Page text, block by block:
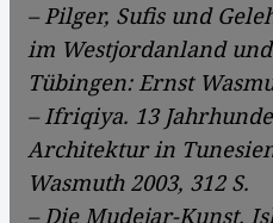
– Pilger, Sufis und
im Westjordanland
Tübingen: Ernst
– Ifriqiya. 13
Architektur in
Wasmuth 2003, 312 S.
– Die Mudejar-Kunst.